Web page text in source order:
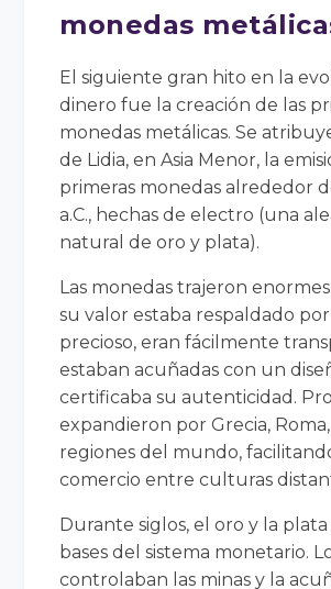
monedas
El siguiente gran hito en la
dinero fue la creación de las
monedas metálicas. Se
de Lidia, en Asia Menor, la
primeras monedas alrededor
a.C., hechas de electro (una
natural de oro y plata).
Las monedas trajeron
su valor estaba respaldado
precioso, eran fácilmente
estaban acuñadas con un
certificaba su autenticidad.
expandieron por Grecia, Roma,
regiones del mundo,
comercio entre culturas
Durante siglos, el oro y la
bases del sistema monetario.
controlaban las minas y la